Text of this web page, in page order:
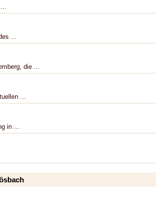
...
die ...
...
in ...